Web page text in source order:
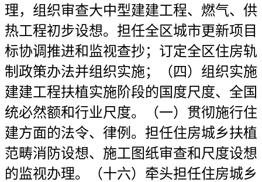
理，组织审查大中型建建工程、燃气、供
热工程初步设想。担任全区城市更新项目
标协调推进和监视查抄；订定全区住房轨
制政策办法并组织实施；（四）组织实施
建建工程扶植实施阶段的国度尺度、全国
统必然额和行业尺度。（一）贯彻施行住
建方面的法令、律例。担任住房城乡扶植
范畴消防设想、施工图纸审查和尺度设想
的监视办理。（十六）牵头担任住房城乡